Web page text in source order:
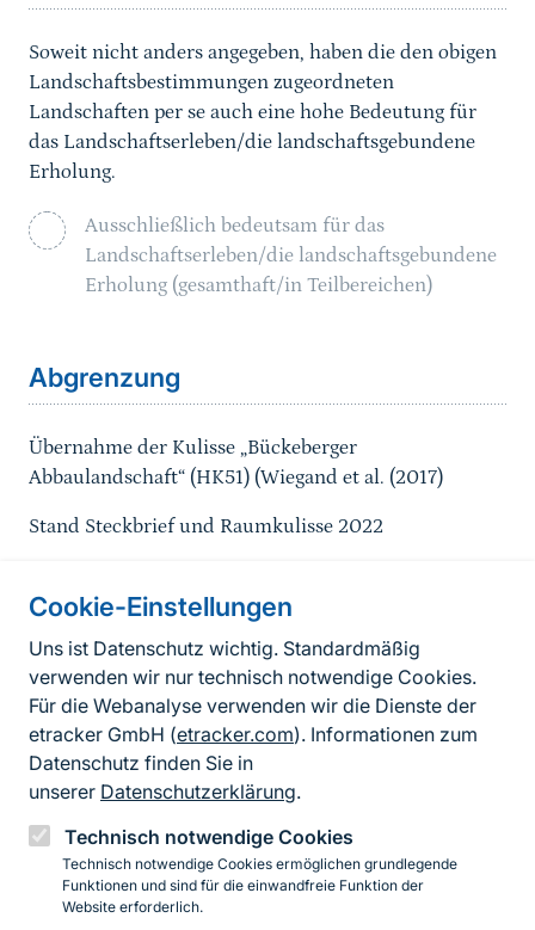
Cookie-Einstellungen
Uns ist Datenschutz wichtig. Standardmäßig
verwenden wir nur technisch notwendige Cookies.
Für die Webanalyse verwenden wir die Dienste der
etracker GmbH (etracker.com). Informationen zum
Datenschutz finden Sie in
unserer Datenschutzerklärung.
Technisch notwendige Cookies
Technisch notwendige Cookies ermöglichen grundlegende
Funktionen und sind für die einwandfreie Funktion der
Website erforderlich.
Soweit nicht anders angegeben, haben die den obigen
Landschaftsbestimmungen zugeordneten
Landschaften per se auch eine hohe Bedeutung für
das Landschaftserleben/die landschaftsgebundene
Erholung.
Ausschließlich bedeutsam für das
Landschaftserleben/die landschaftsgebundene
Erholung (gesamthaft/in Teilbereichen)
Abgrenzung
Übernahme der Kulisse „Bückeberger
Abbaulandschaft“ (HK51) (Wiegand et al. (2017)
Stand Steckbrief und Raumkulisse 2022
Informationen zur Seite
FußzeileKontakt zum BfN
Kontaktformular
Erklärung zur Barrierefreiheit
Impressum
Datenschutz